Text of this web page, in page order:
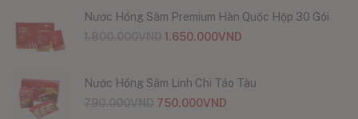
Nước Hồng Sâm Premium Hàn Quốc Hộp 30 Gói
1.650.000VND
Nước Hồng Sâm Linh Chi Táo Tàu
750.000VND